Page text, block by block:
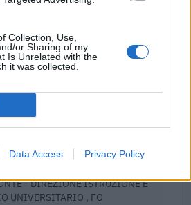
Collection, Use,
or Sharing of my
Is Unrelated with the
it was collected.
Data Access Privacy Policy
moda, ai sensi della direttiva
- DIREZIONE ISTRUZIONE E
UNIVERSITARIO , FO
moda, ai sensi della direttiva
- DIREZIONE ISTRUZIONE E
UNIVERSITARIO , FO